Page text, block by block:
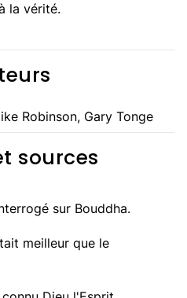
la vérité.
Robinson, Gary Tonge
sources
sur Bouddha.
meilleur que le